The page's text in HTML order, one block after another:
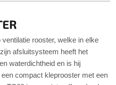
rooster, welke in elke
afsluitsysteem heeft het
waterdichtheid en is hij
compact kleprooster met een